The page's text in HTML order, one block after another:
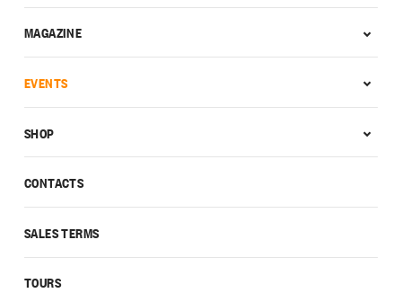
CONTACTS
SALES TERMS
TOURS
MAGAZINE
EVENTS
SHOP